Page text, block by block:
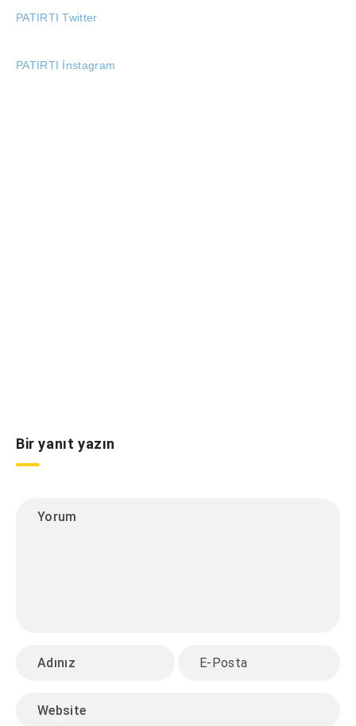
PATIRTI Twitter
PATIRTI İnstagram
Bir yanıt yazın